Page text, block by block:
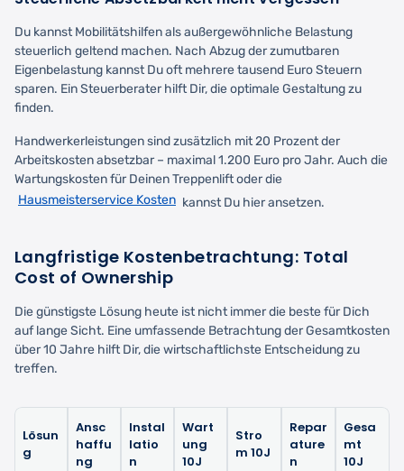
Du kannst Mobilitätshilfen als außergewöhnliche Belastung
steuerlich geltend machen. Nach Abzug der zumutbaren
Eigenbelastung kannst Du oft mehrere tausend Euro Steuern
sparen. Ein Steuerberater hilft Dir, die optimale Gestaltung zu
finden.
Handwerkerleistungen sind zusätzlich mit 20 Prozent der
Arbeitskosten absetzbar – maximal 1.200 Euro pro Jahr. Auch die
Wartungskosten für Deinen Treppenlift oder die
Hausmeisterservice Kosten kannst Du hier ansetzen.
Langfristige Kostenbetrachtung: Total
Cost of Ownership
Die günstigste Lösung heute ist nicht immer die beste für Dich
auf lange Sicht. Eine umfassende Betrachtung der Gesamtkosten
über 10 Jahre hilft Dir, die wirtschaftlichste Entscheidung zu
treffen.
Lösun
g
Ansc
haffu
ng
Instal
latio
n
Wart
ung
10J
Stro
m 10J
Repar
ature
n
Gesa
mt
10J